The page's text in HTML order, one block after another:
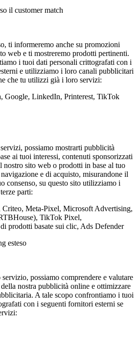
il customer match
ti informeremo anche su promozioni
web e ti mostreremo prodotti pertinenti.
i tuoi dati personali crittografati con i
e utilizziamo i loro canali pubblicitari
che tu utilizzi già i loro servizi:
Google, LinkedIn, Printerest, TikTok
possiamo mostrarti pubblicità
ai tuoi interessi, contenuti sponsorizzati
nostro sito web o prodotti in base al tuo
e di acquisto, misurandone il
consenso, su questo sito utilizziamo i
parti:
Meta-Pixel, Microsoft Advertising,
TikTok Pixel,
prodotti basate sui clic, Ads Defender
esteso
possiamo comprendere e valutare
nostra pubblicità online e ottimizzare
A tale scopo confrontiamo i tuoi
con i seguenti fornitori esterni se